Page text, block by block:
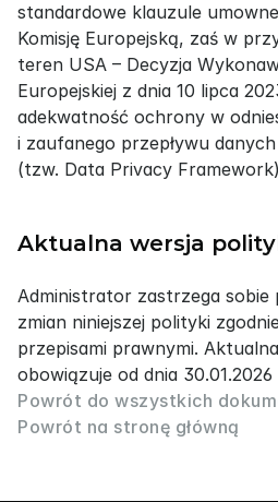
standardowe klauzule
Komisję Europejską, zaś w
teren USA – Decyzja
Europejskiej z dnia 10 lipca
adekwatność ochrony w
i zaufanego przepływu
(tzw. Data Privacy
Aktualna wersja
Administrator zastrzega sobie
zmian niniejszej polityki
przepisami prawnymi.
obowiązuje od dnia 30.01.2026
Powrót do wszystkich
Powrót na stronę główną